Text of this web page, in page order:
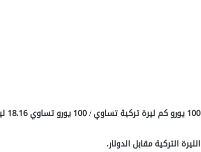
100 يورو كم ليرة تركية تساوي / 100 يورو تساوي 18.16 ليرة تركية
الليرة التركية مقابل الدولار.